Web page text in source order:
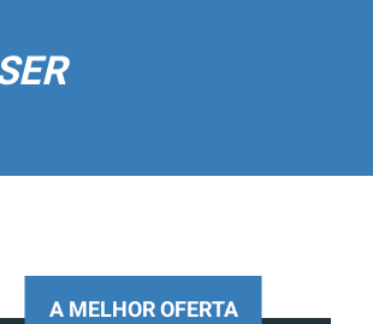
A MELHOR OFERTA